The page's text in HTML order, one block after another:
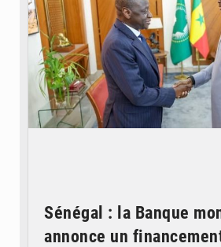
Sénégal : la Banque
annonce un